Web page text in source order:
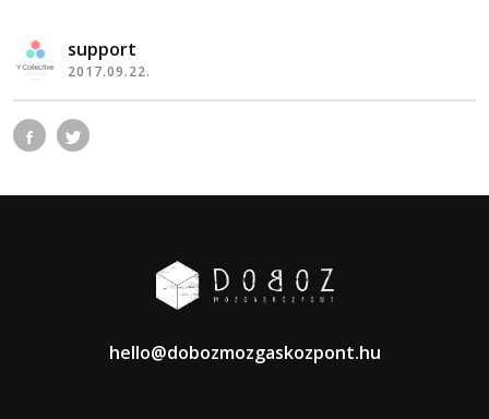
support
2017.09.22.
hello@dobozmozgaskozpont.hu